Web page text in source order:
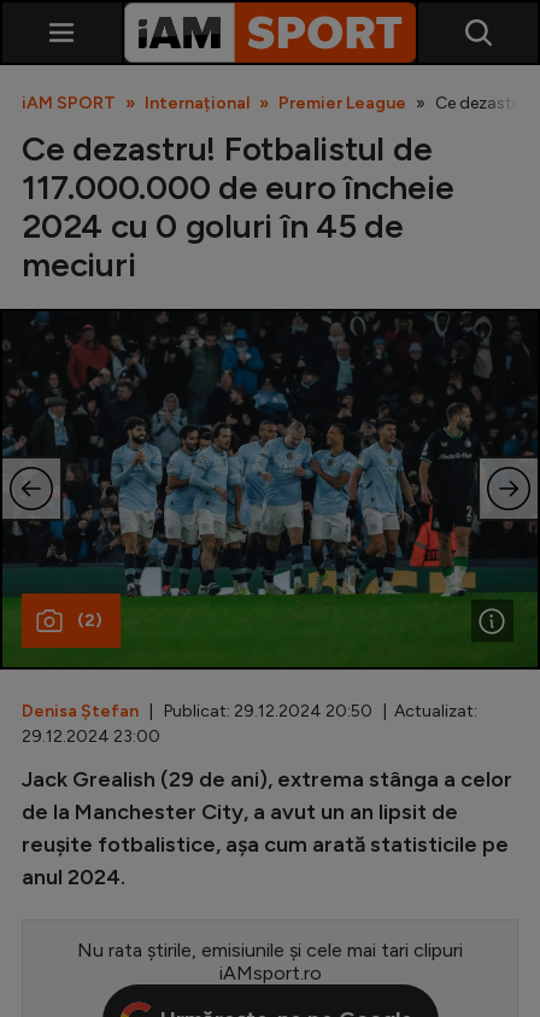
SuperLiga
Liga 2
Cupa României
Echipa Națională
U21
Fotbal feminin
Special
Inedit
Clasamente
Champions League
CM 2026
iAM SPORT Internațional Premier League Ce
Ce dezastru! Fotbalistul de
117.000.000 de euro încheie
2024 cu 0 goluri în 45 de
meciuri
(2)
Denisa Ștefan | Publicat: 29.12.2024 20:50 | Actualizat:
29.12.2024 23:00
Jack Grealish (29 de ani), extrema stânga a celor
de la Manchester City, a avut un an lipsit de
reușite fotbalistice, așa cum arată statisticile pe
anul 2024.
Nu rata știrile, emisiunile și cele mai tari clipuri
iAMsport.ro